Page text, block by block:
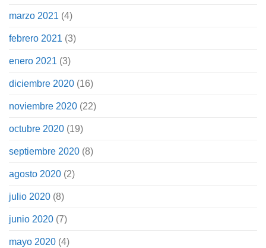
marzo 2021 (4)
febrero 2021 (3)
enero 2021 (3)
diciembre 2020 (16)
noviembre 2020 (22)
octubre 2020 (19)
septiembre 2020 (8)
agosto 2020 (2)
julio 2020 (8)
junio 2020 (7)
mayo 2020 (4)